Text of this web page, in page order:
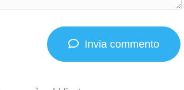
Invia commento